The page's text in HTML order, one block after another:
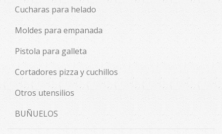
Cucharas para helado
Moldes para empanada
Pistola para galleta
Cortadores pizza y cuchillos
Otros utensilios
BUÑUELOS